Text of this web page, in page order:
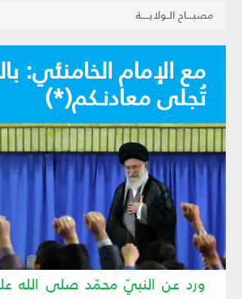
مصبــــاح الــولايـــــة
مع الإمام الخامنئي:
تُجلى معادنـكم(*)
ورد عن النبيّ محمّد صلى الله